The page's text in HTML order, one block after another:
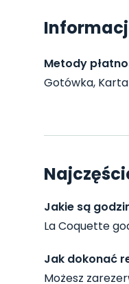
Metody
Gotówka,
Jakie są
La Coquette
Jak dokonać
Możesz